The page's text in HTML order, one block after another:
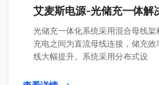
艾麦斯电源-光储充一体解
光储充一体化系统采用混合母线架
充电之间为直流母线连接，储充
线大幅提升。系统采用分布式设